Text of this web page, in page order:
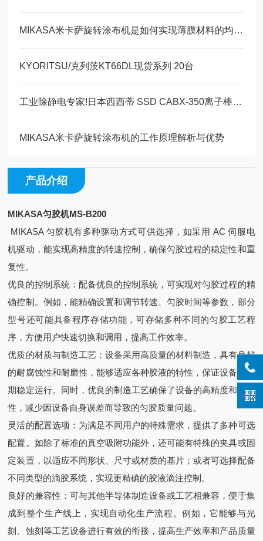
MIKASA米卡萨旋转涂布机是如何实现薄膜材料的均匀涂覆的?
KYORITSU/克列茨KT66DL现货系列 20台
工业除静电专家!日本西西蒂 SSD CABX-350离子棒为何成刚需?
MIKASA米卡萨旋转涂布机的工作原理解析与优势
产品介绍
MIKASA匀胶机MS-B200
MIKASA 匀胶机有多种驱动方式可供选择，如采用 AC 伺服电
机驱动，能实现高精度的转速控制，确保匀胶过程的稳定性和重
复性。
优良的控制系统：配备优良的控制系统，可实现对匀胶过程的精
确控制。例如，能精确设置和调节转速、匀胶时间等参数，部分
型号还可能具备程序存储功能，可存储多种不同的匀胶工艺程
序，方便用户快速切换和调用，提高工作效率。
优质的材质与制造工艺：设备采用高质量的材料制造，具有良好
的耐腐蚀性和耐磨性，能够适应各种胶液的特性，保证设备的长
期稳定运行。同时，优良的制造工艺确保了设备的高精度和可靠
性，减少因设备自身误差而导致的匀胶质量问题。
灵活的配置选项：为满足不同用户的特殊需求，提供了多种可选
配置。如除了标准的真空吸附功能外，还可能有特殊的夹具或固
定装置，以适应不同形状、尺寸或材质的基片；或者可选择配备
不同类型的滴胶系统，实现更精确的胶液滴注控制。
良好的兼容性：可与其他半导体制造设备或工艺相兼容，便于集
成到整个生产线上，实现自动化生产流程。例如，它能够与光
刻、蚀刻等工艺设备进行有效的衔接，提高生产效率和产品质量